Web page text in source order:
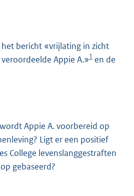
:
3
6
bericht «vrijlating in zicht
Appie A.»1 en de
Appie A. voorbereid op
Ligt er een positief
College levenslanggestraften
gebaseerd?